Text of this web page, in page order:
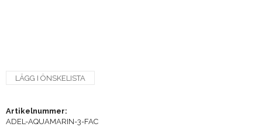
LÄGG I ÖNSKELISTA
Artikelnummer:
ADEL-AQUAMARIN-3-FAC